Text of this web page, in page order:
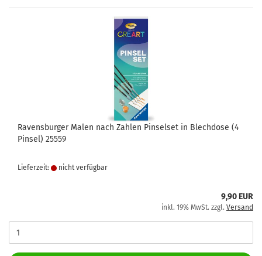
Ravensburger Malen nach Zahlen Pinselset in Blechdose (4
Pinsel) 25559
Lieferzeit: nicht verfügbar
9,90 EUR
inkl. 19% MwSt. zzgl. Versand